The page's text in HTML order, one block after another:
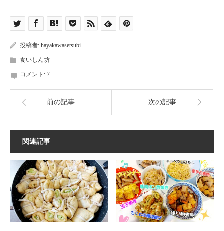
投稿者: hayakawasetsubi
食いしん坊
コメント: 7
前の記事 次の記事
関連記事